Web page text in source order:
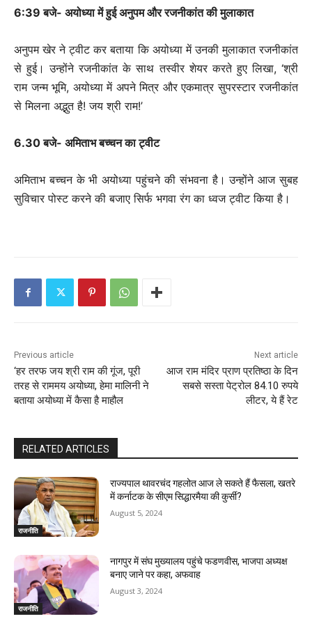
6:39 बजे- अयोध्या में हुई अनुपम और रजनीकांत की मुलाकात
अनुपम खेर ने ट्वीट कर बताया कि अयोध्या में उनकी मुलाकात रजनीकांत
से हुई। उन्होंने रजनीकांत के साथ तस्वीर शेयर करते हुए लिखा, ‘श्री
राम जन्म भूमि, अयोध्या में अपने मित्र और एकमात्र सुपरस्टार रजनीकांत
से मिलना अद्भुत है! जय श्री राम!’
6.30 बजे- अमिताभ बच्चन का ट्वीट
अमिताभ बच्चन के भी अयोध्या पहुंचने की संभवना है। उन्होंने आज सुबह
सुविचार पोस्ट करने की बजाए सिर्फ भगवा रंग का ध्वज ट्वीट किया है।
Previous article
‘हर तरफ जय श्री राम की गूंज, पूरी
तरह से राममय अयोध्‍या, हेमा मालिनी ने
बताया अयोध्या में कैसा है माहौल
Next article
आज राम मंदिर प्राण प्रतिष्ठा के दिन
सबसे सस्ता पेट्रोल 84.10 रुपये
लीटर, ये हैं रेट
RELATED ARTICLES
राजनीति
राज्यपाल थावरचंद गहलोत आज ले सकते हैं फैसला, खतरे
में कर्नाटक के सीएम सिद्धारमैया की कुर्सी?
August 5, 2024
राजनीति
नागपुर में संघ मुख्यालय पहुंचे फडणवीस, भाजपा अध्यक्ष
बनाए जाने पर कहा, अफवाह
August 3, 2024